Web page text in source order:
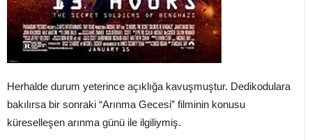
Herhalde durum yeterince açıklığa kavuşmuştur. Dedikodulara
bakılırsa bir sonraki “Arınma Gecesi” filminin konusu
küreselleşen arınma günü ile ilgiliymiş.